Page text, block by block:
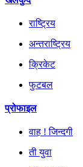
राष्ट्रिय
अन्तराष्ट्रिय
क्रिकेट
फुटबल
प्रोफाइल
वाह ! जिन्दगी
ती युवा